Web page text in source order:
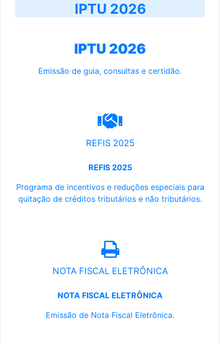
IPTU 2026
IPTU 2026
Emissão de guia, consultas e certidão.
REFIS 2025
REFIS 2025
Programa de incentivos e reduções especiais para
quitação de créditos tributários e não tributários.
NOTA FISCAL ELETRÔNICA
NOTA FISCAL ELETRÔNICA
Emissão de Nota Fiscal Eletrônica.